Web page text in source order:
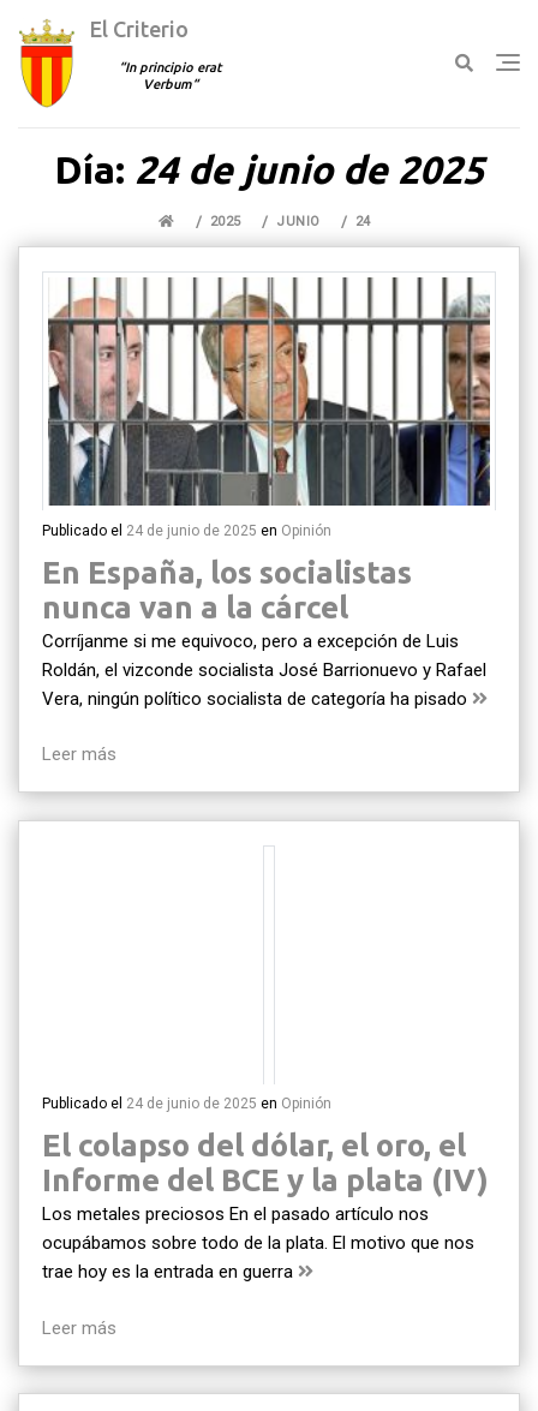
El Criterio
In principio erat
Verbum
Día: 24 de junio de 2025
2025 JUNIO 24
Publicado el 24 de junio de 2025 en Opinión
En España, los socialistas
nunca van a la cárcel
Corríjanme si me equivoco, pero a excepción de Luis
Roldán, el vizconde socialista José Barrionuevo y Rafael
Vera, ningún político socialista de categoría ha pisado
Leer más
Publicado el 24 de junio de 2025 en Opinión
El colapso del dólar, el oro, el
Informe del BCE y la plata (IV)
Los metales preciosos En el pasado artículo nos
ocupábamos sobre todo de la plata. El motivo que nos
trae hoy es la entrada en guerra
Leer más